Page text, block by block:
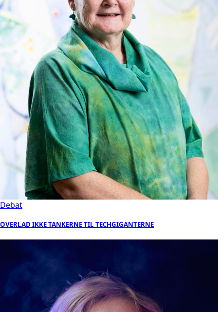
Debat
OVERLAD IKKE TANKERNE TIL TECHGIGANTERNE